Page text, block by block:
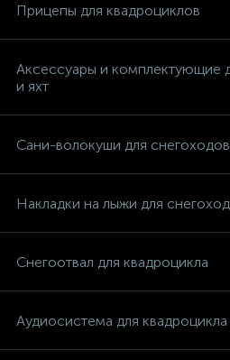
Прицепы для квадроциклов
Аксессуары и комплектующие
и яхт
Сани-волокуши для снегоходов
Накладки на лыжи для
Снегоотвал для квадроцикла
Аудиосистема для квадроцикла